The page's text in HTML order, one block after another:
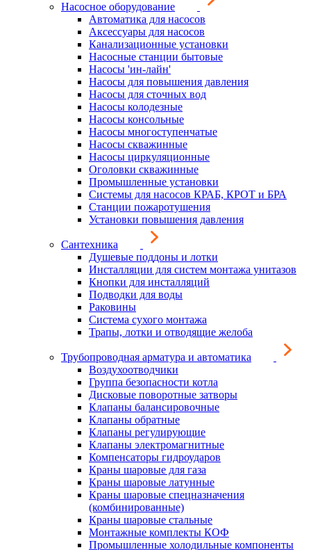
Насосное оборудование
Автоматика для насосов
Аксессуары для насосов
Канализационные установки
Насосные станции бытовые
Насосы 'ин-лайн'
Насосы для повышения давления
Насосы для сточных вод
Насосы колодезные
Насосы консольные
Насосы многоступенчатые
Насосы скважинные
Насосы циркуляционные
Оголовки скважинные
Промышленные установки
Системы для насосов КРАБ, КРОТ и БРА
Станции пожаротушения
Установки повышения давления
Сантехника
Душевые поддоны и лотки
Инсталляции для систем монтажа унитазов
Кнопки для инсталляций
Подводки для воды
Раковины
Система сухого монтажа
Трапы, лотки и отводящие желоба
Трубопроводная арматура и автоматика
Воздухоотводчики
Группа безопасности котла
Дисковые поворотные затворы
Клапаны балансировочные
Клапаны обратные
Клапаны регулирующие
Клапаны электромагнитные
Компенсаторы гидроударов
Краны шаровые для газа
Краны шаровые латунные
Краны шаровые спецназначения
(комбинированные)
Краны шаровые стальные
Монтажные комплекты КОФ
Промышленные холодильные компоненты